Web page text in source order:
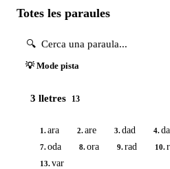
Totes les paraules
💡 Mode pista
3 lletres 13
1.ara 2.are 3.dad 4.
7.oda 8.ora 9.rad 10.
13.var